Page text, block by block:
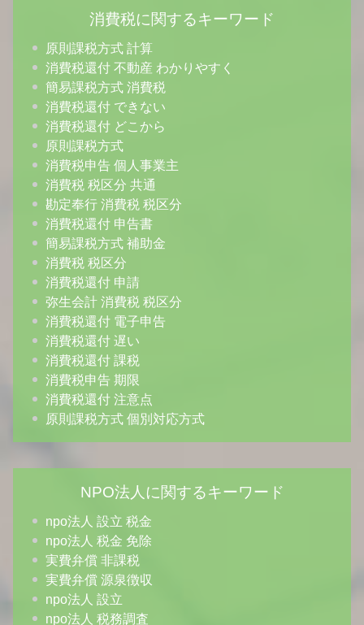
消費税に関するキーワード
原則課税方式 計算
消費税還付 不動産 わかりやすく
簡易課税方式 消費税
消費税還付 できない
消費税還付 どこから
原則課税方式
消費税申告 個人事業主
消費税 税区分 共通
勘定奉行 消費税 税区分
消費税還付 申告書
簡易課税方式 補助金
消費税 税区分
消費税還付 申請
弥生会計 消費税 税区分
消費税還付 電子申告
消費税還付 遅い
消費税還付 課税
消費税申告 期限
消費税還付 注意点
原則課税方式 個別対応方式
NPO法人に関するキーワード
npo法人 設立 税金
npo法人 税金 免除
実費弁償 非課税
実費弁償 源泉徴収
npo法人 設立
npo法人 税務調査